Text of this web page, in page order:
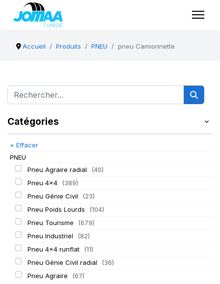
Accueil Produits PNEU pneu Camionnette
Catégories
× Effacer
PNEU
Pneu Agraire radial
(40)
Pneu 4x4
(389)
Pneu Génie Civil
(23)
Pneu Poids Lourds
(104)
Pneu Tourisme
(679)
Pneu Industriel
(82)
Pneu 4x4 runflat
(11)
Pneu Génie Civil radial
(36)
Pneu Agraire
(67)